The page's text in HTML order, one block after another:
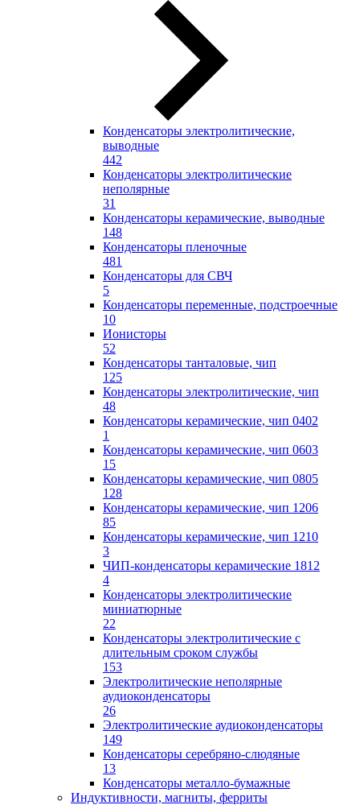
Конденсаторы электролитические,
выводные
442
Конденсаторы электролитические
неполярные
31
Конденсаторы керамические, выводные
148
Конденсаторы пленочные
481
Конденсаторы для СВЧ
5
Конденсаторы переменные, подстроечные
10
Ионисторы
52
Конденсаторы танталовые, чип
125
Конденсаторы электролитические, чип
48
Конденсаторы керамические, чип 0402
1
Конденсаторы керамические, чип 0603
15
Конденсаторы керамические, чип 0805
128
Конденсаторы керамические, чип 1206
85
Конденсаторы керамические, чип 1210
3
ЧИП-конденсаторы керамические 1812
4
Конденсаторы электролитические
миниатюрные
22
Конденсаторы электролитические с
длительным сроком службы
153
Электролитические неполярные
аудиоконденсаторы
26
Электролитические аудиоконденсаторы
149
Конденсаторы серебряно-слюдяные
13
Конденсаторы металло-бумажные
Индуктивности, магниты, ферриты